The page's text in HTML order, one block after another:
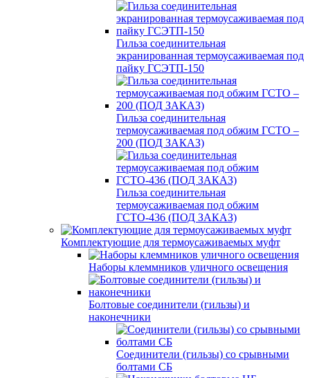
Гильза соединительная
экранированная термоусаживаемая под
пайку ГСЭТП-150
Гильза соединительная
термоусаживаемая под обжим ГСТО –
200 (ПОД ЗАКАЗ)
Гильза соединительная
термоусаживаемая под обжим
ГСТО-436 (ПОД ЗАКАЗ)
Комплектующие для термоусаживаемых муфт
Наборы клеммников уличного освещения
Болтовые соединители (гильзы) и
наконечники
Соединители (гильзы) со срывными
болтами СБ